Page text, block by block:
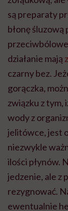
są preparaty
błonę
działanie mają
czarny bez.
gorączka,
związku z tym,
wody z
jelitówce, jest
niezwykle
ilości płynów.
jedzenie, ale z
rezygnować.
ewentualnie